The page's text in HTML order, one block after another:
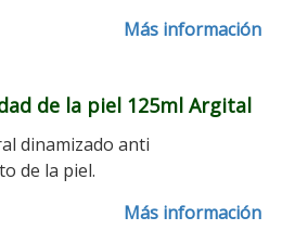
Más información
de la piel 125ml Argital
dinamizado anti
de la piel.
Más información